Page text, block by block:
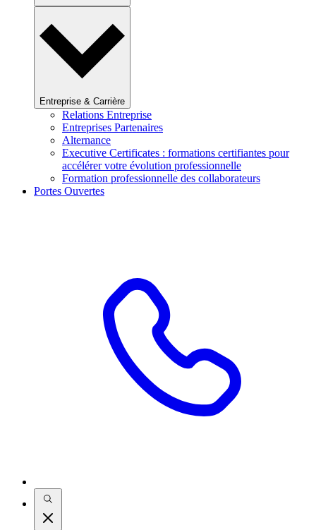
Entreprise & Carrière
Relations Entreprise
Entreprises Partenaires
Alternance
Executive Certificates : formations certifiantes pour
accélérer votre évolution professionnelle
Formation professionnelle des collaborateurs
Portes Ouvertes